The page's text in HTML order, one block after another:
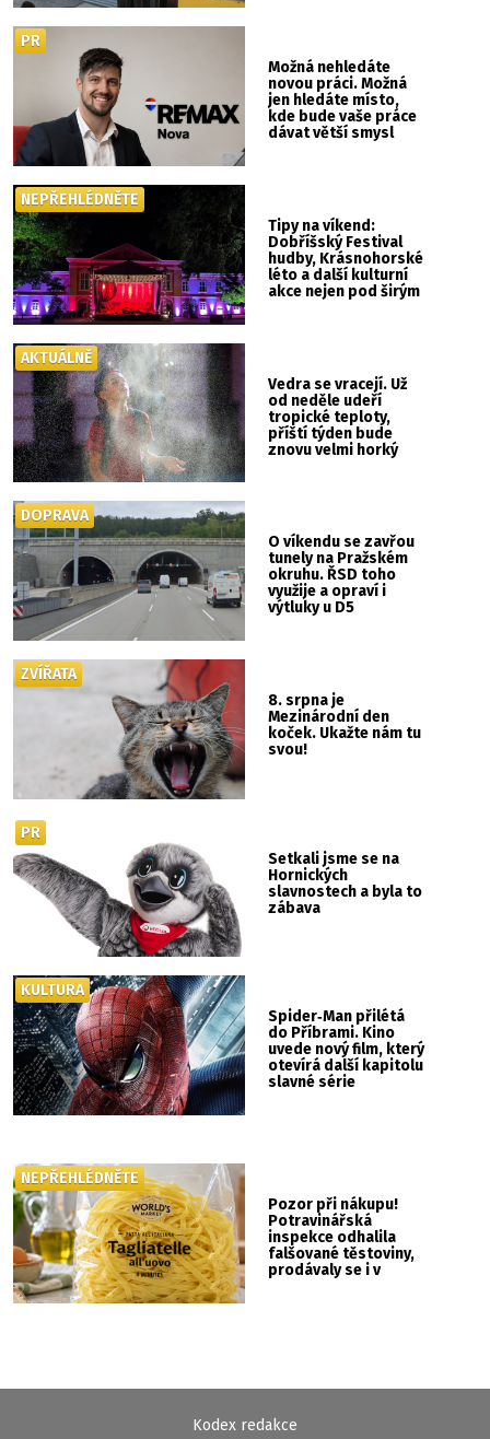
Možná nehledáte
novou práci. Možná
jen hledáte místo,
kde bude vaše práce
dávat větší smysl
PR
Tipy na víkend:
Dobříšský Festival
hudby, Krásnohorské
léto a další kulturní
akce nejen pod širým
NEPŘEHLÉDNĚTE
Vedra se vracejí. Už
od neděle udeří
tropické teploty,
příští týden bude
znovu velmi horký
AKTUÁLNĚ
O víkendu se zavřou
tunely na Pražském
okruhu. ŘSD toho
využije a opraví i
výtluky u D5
DOPRAVA
8. srpna je
Mezinárodní den
koček. Ukažte nám tu
svou!
ZVÍŘATA
Setkali jsme se na
Hornických
slavnostech a byla to
zábava
PR
Spider‑Man přilétá
do Příbrami. Kino
uvede nový film, který
otevírá další kapitolu
slavné série
KULTURA
Pozor při nákupu!
Potravinářská
inspekce odhalila
falšované těstoviny,
prodávaly se i v
NEPŘEHLÉDNĚTE
Kodex redakce